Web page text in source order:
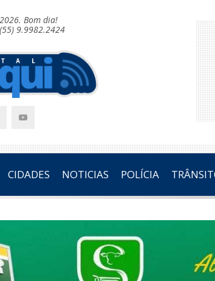
Bom dia!
9.9982.2424
CIDADES NOTICIAS POLÍCIA